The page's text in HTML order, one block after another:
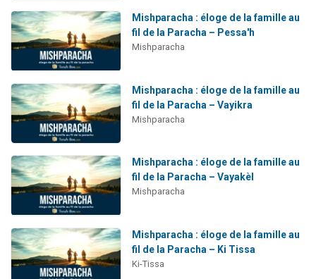
Mishparacha : éloge de la famille au
fil de la Paracha – Pessa'h
Mishparacha
Mishparacha : éloge de la famille au
fil de la Paracha – Vayikra
Mishparacha
Mishparacha : éloge de la famille au
fil de la Paracha – Vayakèl
Mishparacha
Mishparacha : éloge de la famille au
fil de la Paracha – Ki Tissa
Ki-Tissa